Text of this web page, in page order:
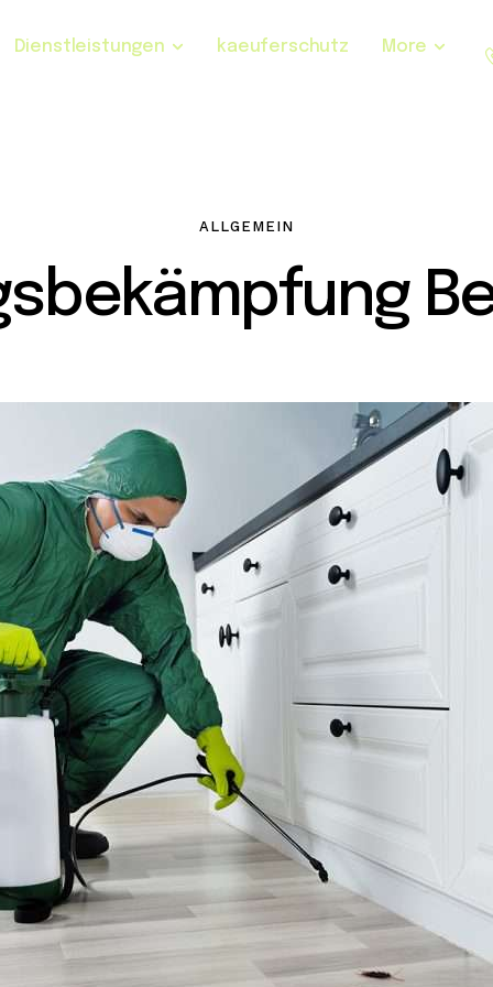
Dienstleistungen kaeuferschutz More
ALLGEMEIN